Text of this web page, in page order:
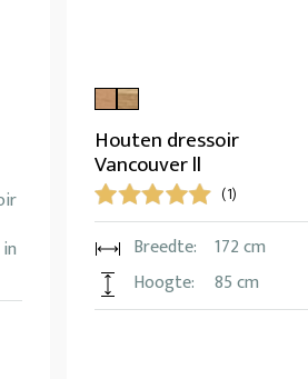
Houten dressoir
Vancouver ll
(1)
Breedte:
172 cm
Hoogte:
85 cm